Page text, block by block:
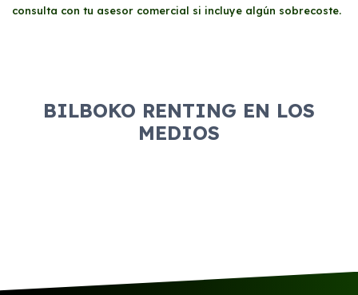
consulta con tu asesor comercial si incluye algún sobrecoste.
BILBOKO RENTING EN LOS
MEDIOS